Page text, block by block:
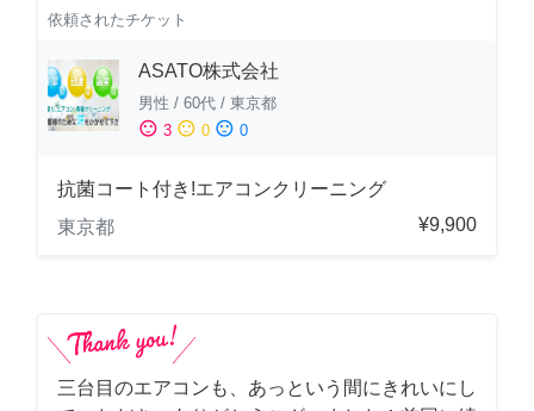
依頼されたチケット
ASATO株式会社
男性 / 60代 / 東京都
sentiment_satisfied 3 sentiment_neutral 0 sentiment_dissatisfied 0
抗菌コート付き!エアコンクリーニング
東京都
¥9,900
三台目のエアコンも、あっという間にきれいにし